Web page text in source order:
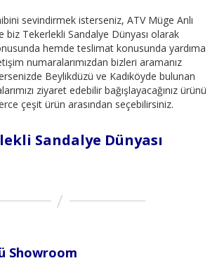
sevindirmek isterseniz, ATV Müge Anlı
biz Tekerlekli Sandalye Dünyası olarak
hemde teslimat konusunda yardıma
numaralarımızdan bizleri aramanız
Beylikdüzü ve Kadıköyde bulunan
ziyaret edebilir bağışlayacağınız ürünü
çeşit ürün arasından seçebilirsiniz.
Sandalye Dünyası
Showroom